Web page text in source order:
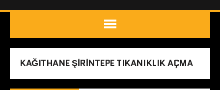
KAĞITHANE ŞIRINTEPE TIKANIKLIK AÇMA